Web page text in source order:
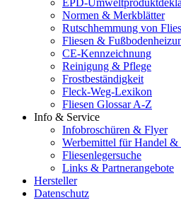
EPD-
Normen & Merkblätter
Rutschhemmung von
Fliesen &
CE-Kennzeichnung
Reinigung & Pflege
Frostbeständigkeit
Fleck-Weg-Lexikon
Fliesen Glossar A-Z
Info & Service
Infobroschüren & Flyer
Werbemittel für Handel &
Fliesenlegersuche
Links & Partnerangebote
Hersteller
Datenschutz